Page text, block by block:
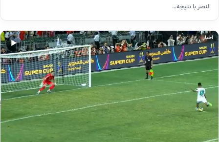
النصر با نتیجه…
▶
اخبار